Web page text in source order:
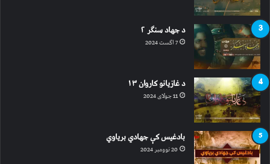
د جهاد سنګر ۲
7 اگست 2024
د غازیانو کاروان ۱۳
11 جولای 2024
بادغیس کې جهادي بریاوي
20 نوومبر 2024